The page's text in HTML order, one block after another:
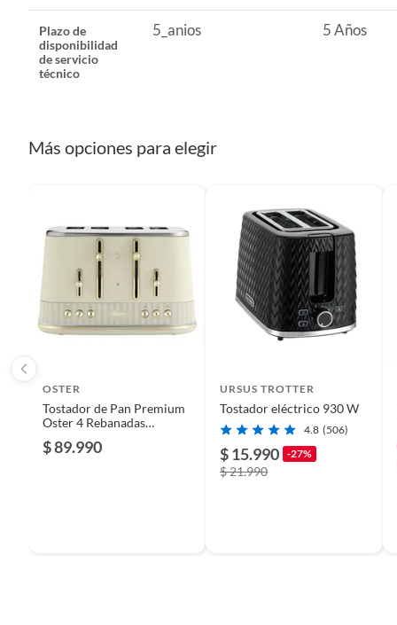
Plazo de
disponibilidad
de servicio
técnico
5_anios 5 Años
Más opciones para elegir
OSTER
Tostador de Pan Premium
Oster 4 Rebanadas
$ 89.990
URSUS TROTTER
Tostador eléctrico 930 W
4.8 (506)
$ 15.990 -27%
$ 21.990